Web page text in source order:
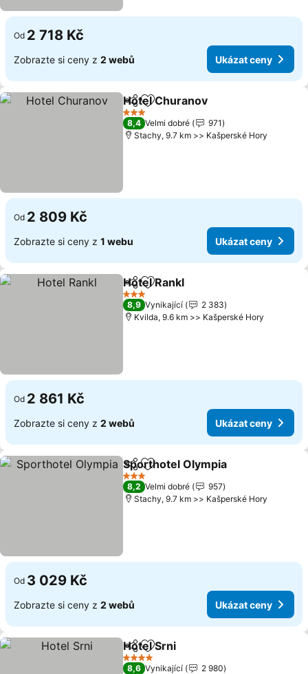
Od 2 718 Kč
Zobrazte si ceny z 2 webů Ukázat ceny
SdíletPřidat na seznam oblíbených
Hotel Churanov
3 Počet hvězdiček
8,4 Velmi dobré
971
Stachy, 9.7 km >> Kašperské Hory
Od 2 809 Kč
Zobrazte si ceny z 1 webu Ukázat ceny
SdíletPřidat na seznam oblíbených
Hotel Rankl
3 Počet hvězdiček
8,9 Vynikající
2 383
Kvilda, 9.6 km >> Kašperské Hory
Od 2 861 Kč
Zobrazte si ceny z 2 webů Ukázat ceny
SdíletPřidat na seznam oblíbených
Sporthotel Olympia
3 Počet hvězdiček
8,2 Velmi dobré
957
Stachy, 9.7 km >> Kašperské Hory
Od 3 029 Kč
Zobrazte si ceny z 2 webů Ukázat ceny
SdíletPřidat na seznam oblíbených
Hotel Srni
4 Počet hvězdiček
8,6 Vynikající
2 980